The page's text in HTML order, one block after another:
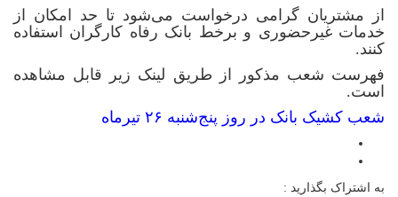
از مشتریان گرامی درخواست می‌شود تا حد امکان از
خدمات غیرحضوری و برخط بانک رفاه کارگران استفاده
کنند.
فهرست شعب مذکور از طریق لینک زیر قابل مشاهده
است.
شعب کشیک بانک در روز پنج‌شنبه ۲۶ تیرماه
به اشتراک بگذارید :